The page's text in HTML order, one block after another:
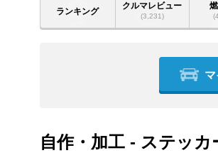
ランキング
クルマレビュー
(3,231)
自作・加工 - ステッカ